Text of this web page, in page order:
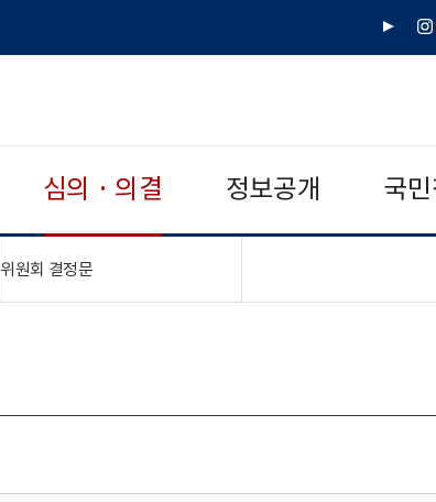
유
인
심의 · 의결 정보공개 국
위원회 결정문"접기,펼치기"